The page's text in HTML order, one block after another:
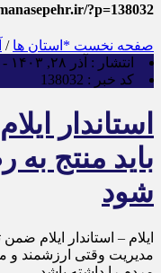
?p=138032
صفحه نخست *استان ها /
انتشار : آذر ۲۸, ۱۴۰۳ - ۲۲:۴۵
کد خبر : 138032
استاندار
باید منتج
شود
ایلام – استاندار ایلام
مدیریت وقتی ارزشمند و